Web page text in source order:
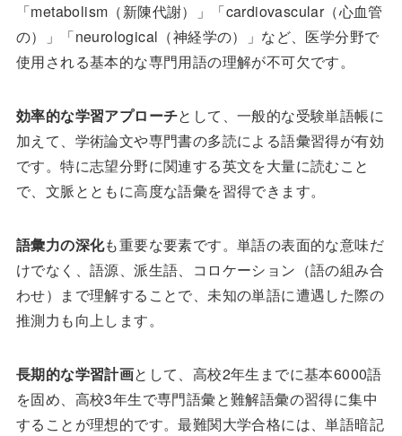
「metabolism（新陳代謝）」「cardiovascular（心血管
の）」「neurological（神経学の）」など、医学分野で
使用される基本的な専門用語の理解が不可欠です。
効率的な学習アプローチとして、一般的な受験単語帳に
加えて、学術論文や専門書の多読による語彙習得が有効
です。特に志望分野に関連する英文を大量に読むこと
で、文脈とともに高度な語彙を習得できます。
語彙力の深化も重要な要素です。単語の表面的な意味だ
けでなく、語源、派生語、コロケーション（語の組み合
わせ）まで理解することで、未知の単語に遭遇した際の
推測力も向上します。
長期的な学習計画として、高校2年生までに基本6000語
を固め、高校3年生で専門語彙と難解語彙の習得に集中
することが理想的です。最難関大学合格には、単語暗記